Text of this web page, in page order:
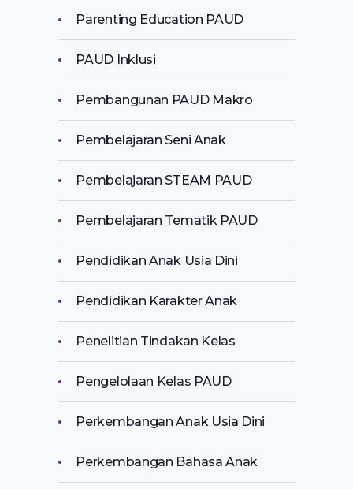
Parenting Education PAUD
PAUD Inklusi
Pembangunan PAUD Makro
Pembelajaran Seni Anak
Pembelajaran STEAM PAUD
Pembelajaran Tematik PAUD
Pendidikan Anak Usia Dini
Pendidikan Karakter Anak
Penelitian Tindakan Kelas
Pengelolaan Kelas PAUD
Perkembangan Anak Usia Dini
Perkembangan Bahasa Anak